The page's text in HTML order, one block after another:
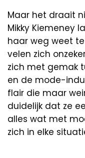
Maar het draait
Mikky Kiemeney
haar weg weet
velen zich
zich met gemak
en de mode-
flair die maar
duidelijk dat ze
alles wat met
zich in elke